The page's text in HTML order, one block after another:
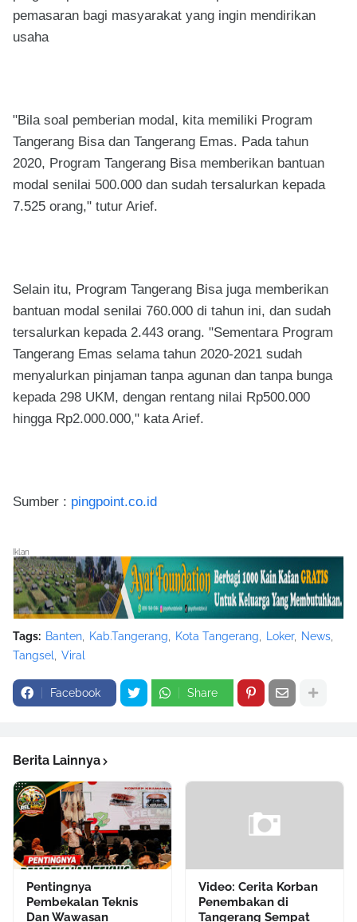
pemasaran bagi masyarakat yang ingin mendirikan
usaha
"Bila soal pemberian modal, kita memiliki Program
Tangerang Bisa dan Tangerang Emas. Pada tahun
2020, Program Tangerang Bisa memberikan bantuan
modal senilai 500.000 dan sudah tersalurkan kepada
7.525 orang," tutur Arief.
Selain itu, Program Tangerang Bisa juga memberikan
bantuan modal senilai 760.000 di tahun ini, dan sudah
tersalurkan kepada 2.443 orang. "Sementara Program
Tangerang Emas selama tahun 2020-2021 sudah
menyalurkan pinjaman tanpa agunan dan tanpa bunga
kepada 298 UKM, dengan rentang nilai Rp500.000
hingga Rp2.000.000," kata Arief.
Sumber : pingpoint.co.id
Iklan
Tags: Banten Kab.Tangerang Kota Tangerang Loker
News
Tangsel Viral
Facebook Share
Berita Lainnya
Pentingnya
Pembekalan Teknis
Dan Wawasan
Video: Cerita Korban
Penembakan di
Tangerang Sempat